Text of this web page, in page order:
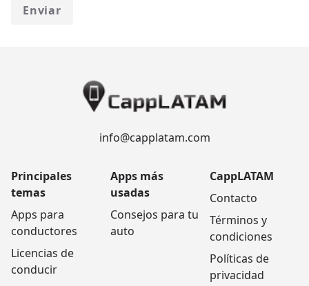
Enviar
info@capplatam.com
Principales
temas
Apps para
conductores
Licencias de
conducir
Apps más
usadas
Consejos para tu
auto
CappLATAM
Contacto
Términos y
condiciones
Políticas de
privacidad